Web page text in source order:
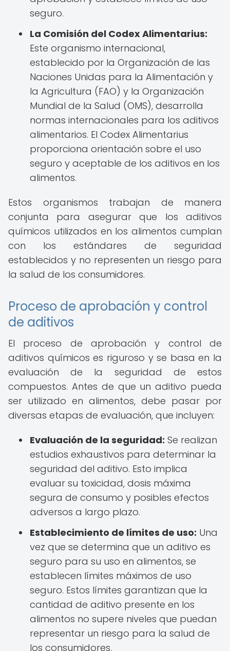
seguro.
La Comisión del Codex Alimentarius:
Este organismo internacional,
establecido por la Organización de las
Naciones Unidas para la Alimentación y
la Agricultura (FAO) y la Organización
Mundial de la Salud (OMS), desarrolla
normas internacionales para los aditivos
alimentarios. El Codex Alimentarius
proporciona orientación sobre el uso
seguro y aceptable de los aditivos en los
alimentos.
Estos organismos trabajan de manera
conjunta para asegurar que los aditivos
químicos utilizados en los alimentos cumplan
con los estándares de seguridad
establecidos y no representen un riesgo para
la salud de los consumidores.
Proceso de aprobación y control
de aditivos
El proceso de aprobación y control de
aditivos químicos es riguroso y se basa en la
evaluación de la seguridad de estos
compuestos. Antes de que un aditivo pueda
ser utilizado en alimentos, debe pasar por
diversas etapas de evaluación, que incluyen:
Evaluación de la seguridad: Se realizan
estudios exhaustivos para determinar la
seguridad del aditivo. Esto implica
evaluar su toxicidad, dosis máxima
segura de consumo y posibles efectos
adversos a largo plazo.
Establecimiento de límites de uso: Una
vez que se determina que un aditivo es
seguro para su uso en alimentos, se
establecen límites máximos de uso
seguro. Estos límites garantizan que la
cantidad de aditivo presente en los
alimentos no supere niveles que puedan
representar un riesgo para la salud de
los consumidores.